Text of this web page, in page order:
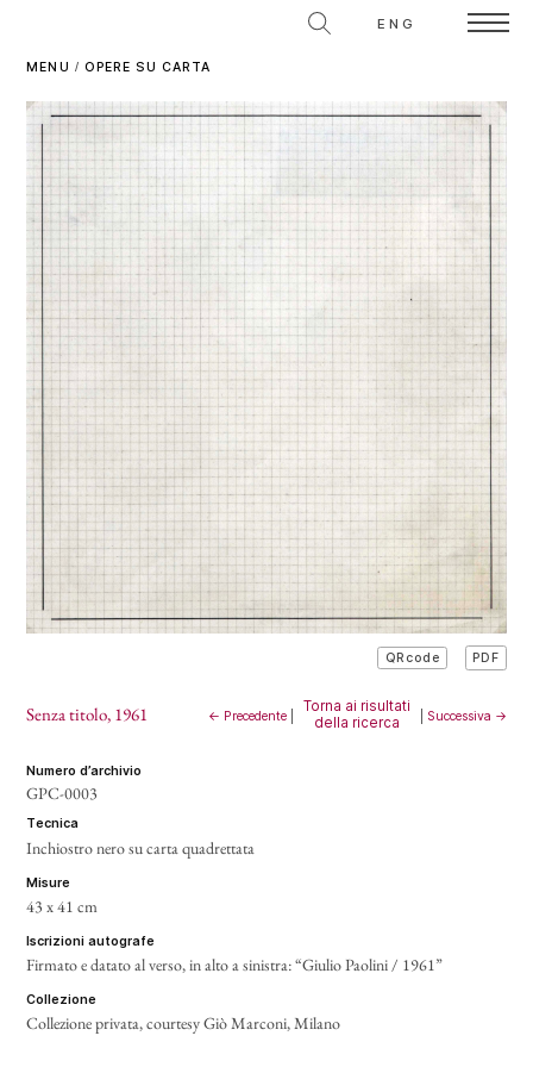
ENG
MENU / OPERE SU CARTA
QRcode PDF
Senza titolo, 1961 ← Precedente|
Torna ai risultati
della ricerca
Successiva →
numero d’archivio
GPC-0003
tecnica
Inchiostro nero su carta quadrettata
misure
43 x 41 cm
iscrizioni autografe
Firmato e datato al verso, in alto a sinistra: “Giulio Paolini / 1961”
collezione
Collezione privata, courtesy Giò Marconi, Milano